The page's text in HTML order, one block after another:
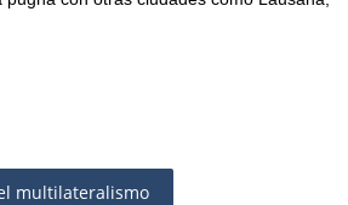
multilateralismo